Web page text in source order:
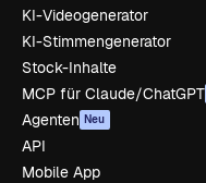
KI-Videogenerator
KI-Stimmengenerator
Stock-Inhalte
MCP für Claude/ChatGPT
Agenten Neu
API
Mobile App